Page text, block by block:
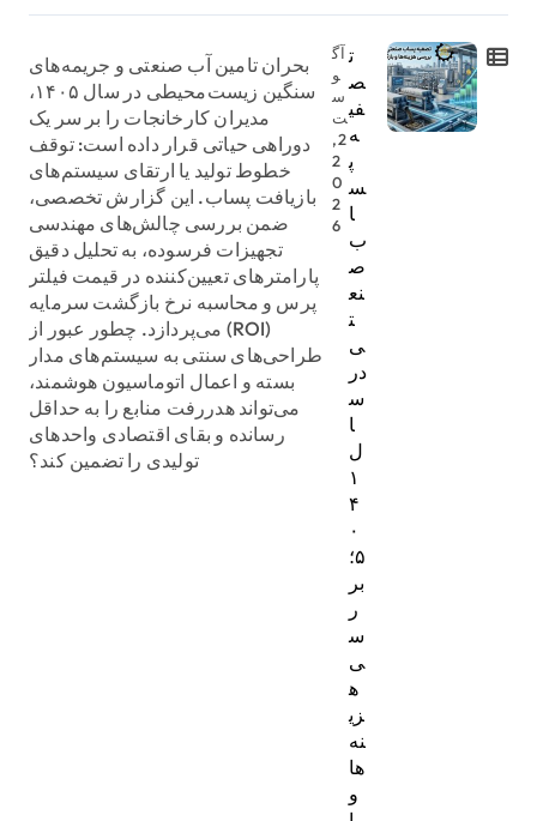
ت
ص
فی
ه
پ
س
ا
ب
ص
نع
ت
ی
در
س
ا
ل
۱
۴
۰
۵؛
بر
ر
س
ی
ه
زی
نه‌
ها
و
آگ
و
س
ت
2,
2
0
2
6
بحران تامین آب صنعتی و جریمه‌های
سنگین زیست‌محیطی در سال ۱۴۰۵،
مدیران کارخانجات را بر سر یک
دوراهی حیاتی قرار داده است: توقف
خطوط تولید یا ارتقای سیستم‌های
بازیافت پساب. این گزارش تخصصی،
ضمن بررسی چالش‌های مهندسی
تجهیزات فرسوده، به تحلیل دقیق
پارامترهای تعیین‌کننده در قیمت فیلتر
پرس و محاسبه نرخ بازگشت سرمایه
(ROI) می‌پردازد. چطور عبور از
طراحی‌های سنتی به سیستم‌های مدار
بسته و اعمال اتوماسیون هوشمند،
می‌تواند هدررفت منابع را به حداقل
رسانده و بقای اقتصادی واحدهای
تولیدی را تضمین کند؟